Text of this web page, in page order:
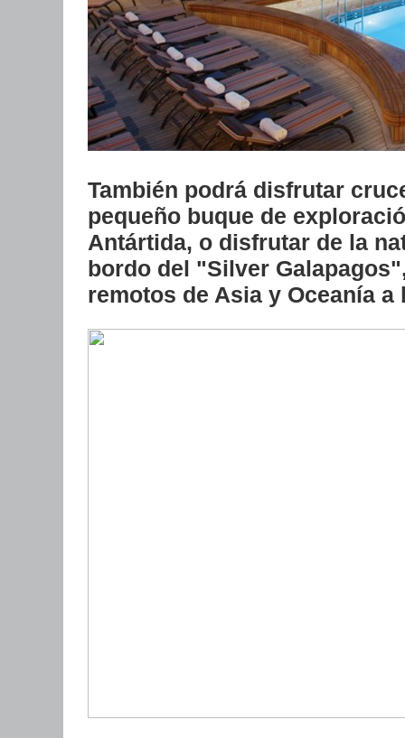
También podrá disfrutar
pequeño buque de
Antártida, o disfrutar de la
bordo del "Silver
remotos de Asia y Oceanía